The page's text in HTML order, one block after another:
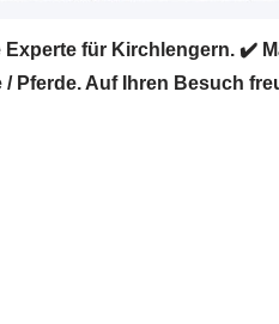
für Kirchlengern. ✔️
/ Pferde. Auf Ihren Besuch